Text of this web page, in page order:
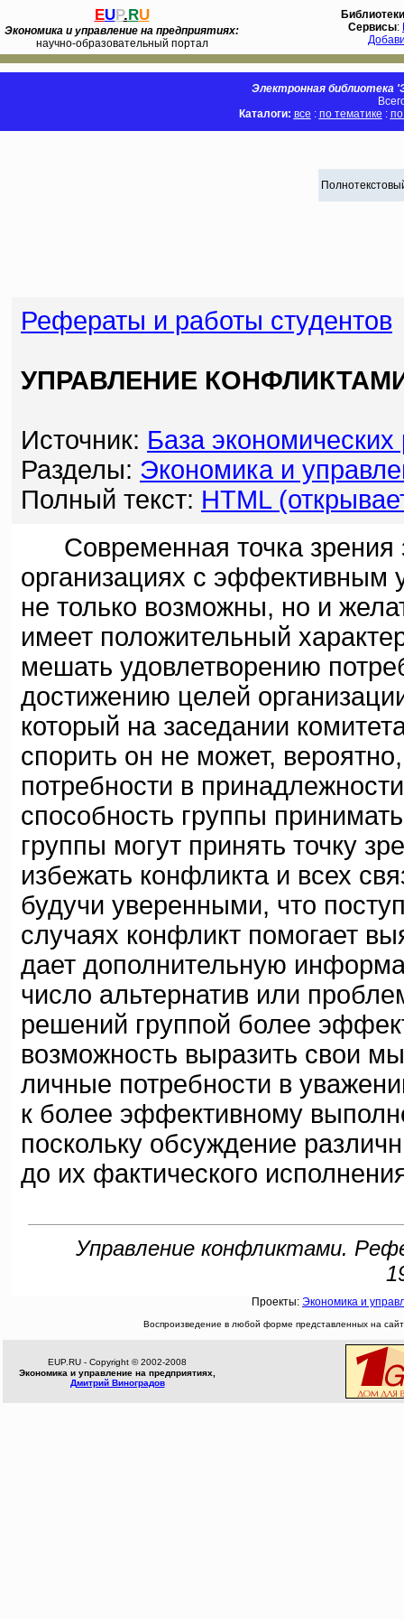
EUP.RU
Экономика и управление на предприятиях:
научно-образовательный портал
Библиотеки
Сервисы:
Электронная библиотека
Каталоги: все : по тематике :
Рефераты и работы студентов
УПРАВЛЕНИЕ
Источник: База
Разделы: Экономика и
Полный текст: HTML
Современная точка зрения
организациях с эффективным
не только возможны, но и
имеет положительный
мешать удовлетворению
достижению целей
который на заседании
спорить он не может,
потребности в
способность группы
группы могут принять точку
избежать конфликта и всех
будучи уверенными, что
случаях конфликт помогает
дает дополнительную
число альтернатив или
решений группой более
возможность выразить свои
личные потребности в
к более эффективному
поскольку обсуждение
до их фактического
Управление конфликтами.
Проекты: Экономика и
Воспроизведение в любой форме представленных на
EUP.RU - Copyright © 2002-2008
Экономика и управление на предприятиях,
Дмитрий Виноградов